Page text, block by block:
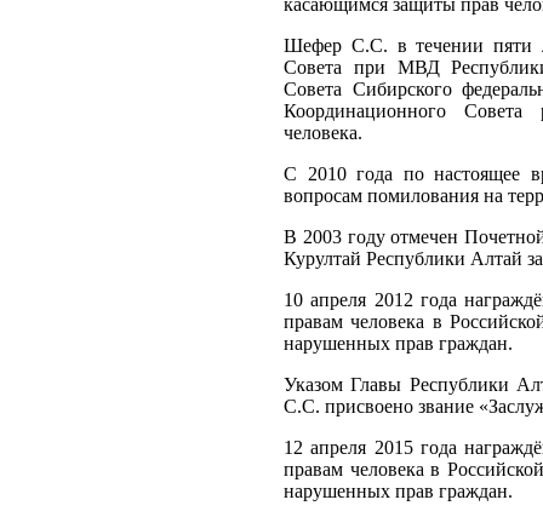
Шефер С.С. в течении пяти
Совета при МВД
Совета Сибирского
Координационного
человека.
С 2010 года по настоящее
вопросам помилования на
В 2003 году отмечен
Курултай Республики Алтай
10 апреля 2012 года
правам человека в
нарушенных прав граждан.
Указом Главы Республики
С.С. присвоено звание
12 апреля 2015 года
правам человека в
нарушенных прав граждан.